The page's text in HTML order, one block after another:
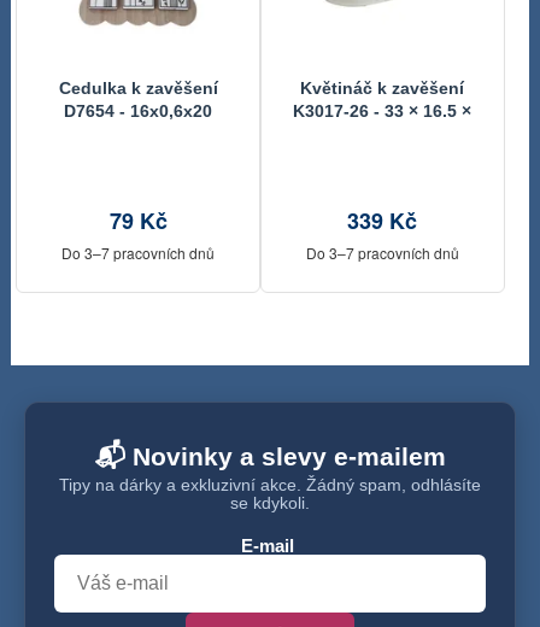
Cedulka k zavěšení
D7654 - 16x0,6x20
79 Kč
Do 3–7 pracovních dnů
Květináč k zavěšení
K3017-26 - 33 × 16.5 ×
339 Kč
Do 3–7 pracovních dnů
📬 Novinky a slevy e-mailem
Tipy na dárky a exkluzivní akce. Žádný spam, odhlásíte
se kdykoli.
E-mail